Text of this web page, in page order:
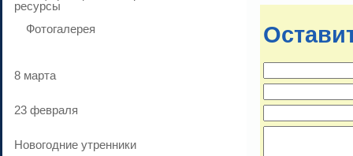
ресурсы
Фотогалерея
8 марта
23 февраля
Новогодние утренники